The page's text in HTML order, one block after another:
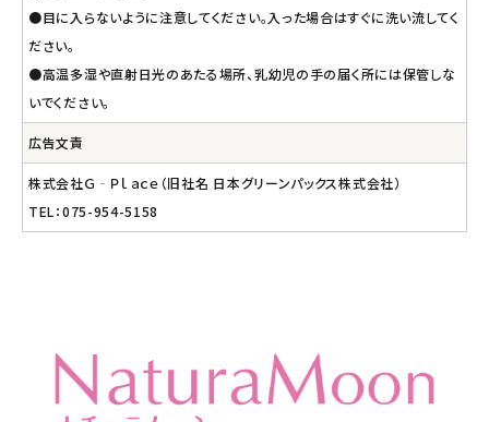
●目に入らないように注意してください。入った場合はすぐに洗い流してく
ださい。
●高温多湿や直射日光のあたる場所、乳幼児の手の届く所には保管しな
いでください。
広告文責
株式会社Ｇ‐Ｐｌａｃｅ（旧社名 日本グリーンパックス株式会社）
TEL：075-954-5158